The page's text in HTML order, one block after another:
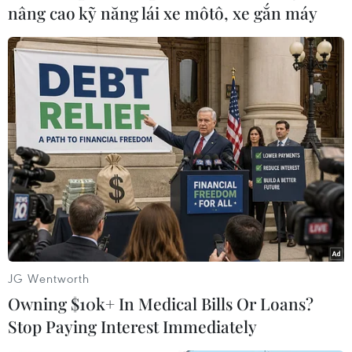
thô ngọt nhẹ Mỹ tăng khoảng
3,6%.
(TTXVN/Vietnam+)
nâng cao kỹ năng lái xe môtô, xe gắn máy
JG Wentworth
Owning $10k+ In Medical Bills Or Loans?
Stop Paying Interest Immediately